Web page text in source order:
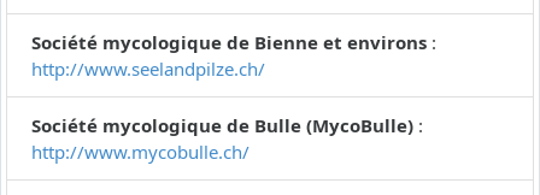
Société mycologique de Bienne et environs :
http://www.seelandpilze.ch/
Société mycologique de Bulle (MycoBulle) :
http://www.mycobulle.ch/